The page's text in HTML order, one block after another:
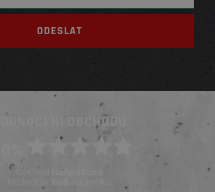
HODNOCENÍ OBCHODU
Obchod ElementStore
hodnotilo